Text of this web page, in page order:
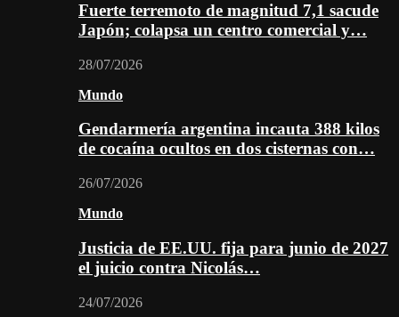
Fuerte terremoto de magnitud 7,1 sacude
Japón; colapsa un centro comercial y…
28/07/2026
Mundo
Gendarmería argentina incauta 388 kilos
de cocaína ocultos en dos cisternas con…
26/07/2026
Mundo
Justicia de EE.UU. fija para junio de 2027
el juicio contra Nicolás…
24/07/2026